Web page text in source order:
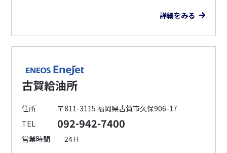
詳細をみる
古賀給油所
住所
〒811-3115 福岡県古賀市久保906-17
TEL
092-942-7400
営業時間 24Ｈ